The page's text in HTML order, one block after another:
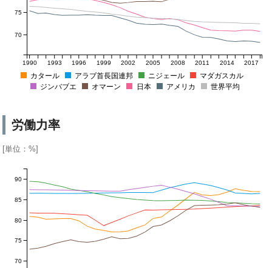
1990 1993 1996 1999 2002 2005 2008 2011 2014 2017
70
75
カタール アラブ首長国連邦 ニジェール
マダガスカル
ジンバブエ
オマーン 日本 アメリカ 世界平均
労働力率
[単位：%]
70
75
80
85
90